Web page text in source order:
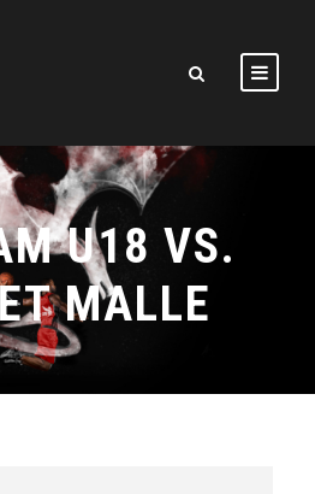
U18 VS.
MALLE